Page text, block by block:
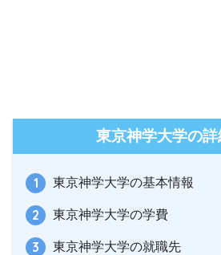
東京神学大学の詳
東京神学大学の基本情報
東京神学大学の学費
東京神学大学の就職先